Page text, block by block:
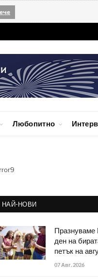
Любопитно
НАЙ-НОВИ
ден на
петък на
07 Авг. 2026